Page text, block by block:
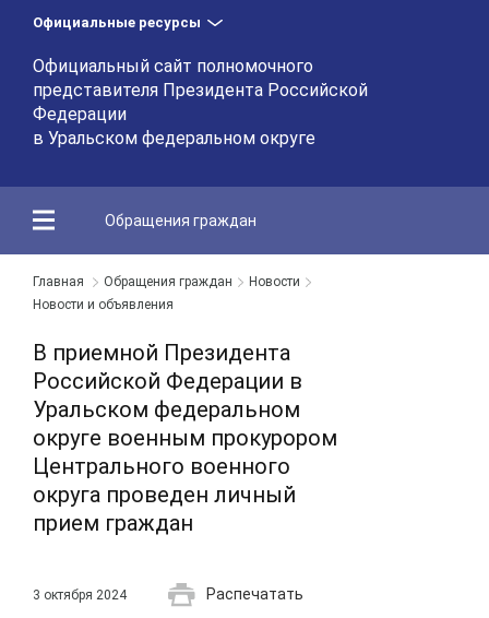
Официальные ресурсы
Официальный сайт полномочного
представителя Президента Российской
Федерации
в Уральском федеральном округе
Обращения граждан
Главная Обращения граждан
Новости
Новости и объявления
В приемной Президента
Российской Федерации в
Уральском федеральном
округе военным прокурором
Центрального военного
округа проведен личный
прием граждан
3 октября 2024 Распечатать